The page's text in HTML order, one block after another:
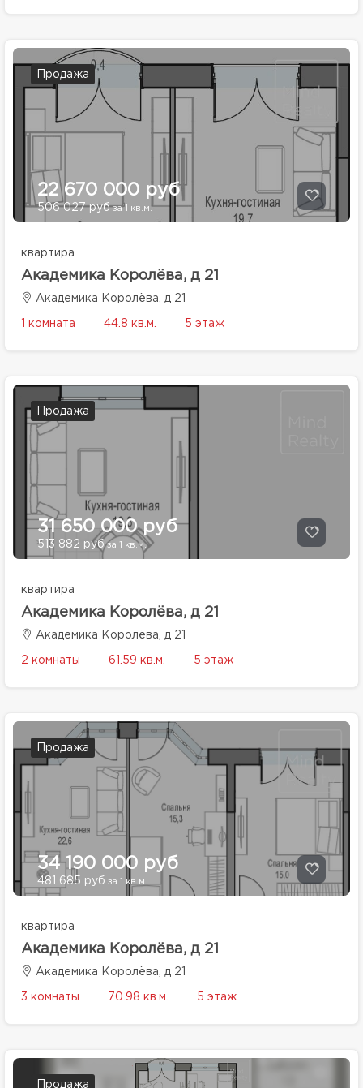
Продажа
22 670 000 руб
506 027 рубза 1 кв.м.
квартира
Академика Королёва, д 21
Академика Королёва, д 21
1 комната 44.8 кв.м. 5 этаж
Продажа
31 650 000 руб
513 882 рубза 1 кв.м.
квартира
Академика Королёва, д 21
Академика Королёва, д 21
2 комнаты 61.59 кв.м. 5 этаж
Продажа
34 190 000 руб
481 685 руб за 1 кв.м.
квартира
Академика Королёва, д 21
Академика Королёва, д 21
3 комнаты 70.98 кв.м. 5 этаж
Продажа